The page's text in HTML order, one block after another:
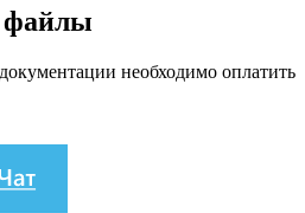
файлы
необходимо оплатить